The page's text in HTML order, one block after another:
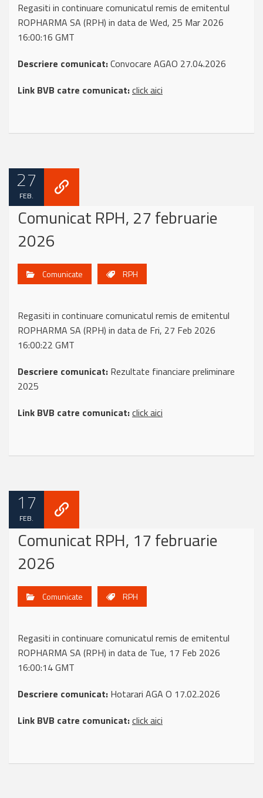
Regasiti in continuare comunicatul remis de emitentul
ROPHARMA SA (RPH) in data de Wed, 25 Mar 2026
16:00:16 GMT
Descriere comunicat:Convocare AGAO 27.04.2026
Link BVB catre comunicat:click aici
27
FEB.
Comunicat RPH, 27 februarie
2026
Comunicate RPH
Regasiti in continuare comunicatul remis de emitentul
ROPHARMA SA (RPH) in data de Fri, 27 Feb 2026
16:00:22 GMT
Descriere comunicat: Rezultate financiare preliminare
2025
Link BVB catre comunicat:click aici
17
FEB.
Comunicat RPH, 17 februarie
2026
Comunicate RPH
Regasiti in continuare comunicatul remis de emitentul
ROPHARMA SA (RPH) in data de Tue, 17 Feb 2026
16:00:14 GMT
Descriere comunicat: Hotarari AGA O 17.02.2026
Link BVB catre comunicat:click aici